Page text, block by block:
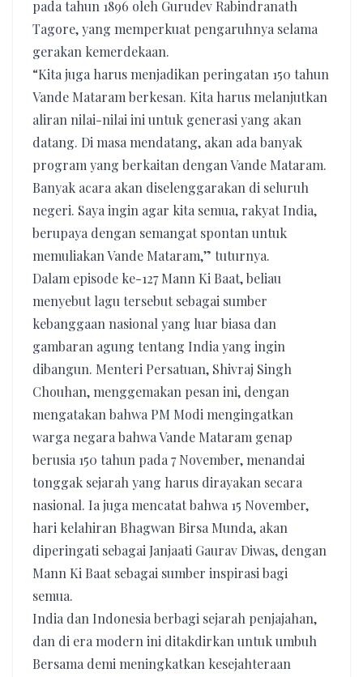
pada tahun 1896 oleh Gurudev Rabindranath
Tagore, yang memperkuat pengaruhnya selama
gerakan kemerdekaan.
“Kita juga harus menjadikan peringatan 150 tahun
Vande Mataram berkesan. Kita harus melanjutkan
aliran nilai-nilai ini untuk generasi yang akan
datang. Di masa mendatang, akan ada banyak
program yang berkaitan dengan Vande Mataram.
Banyak acara akan diselenggarakan di seluruh
negeri. Saya ingin agar kita semua, rakyat India,
berupaya dengan semangat spontan untuk
memuliakan Vande Mataram,” tuturnya.
Dalam episode ke-127 Mann Ki Baat, beliau
menyebut lagu tersebut sebagai sumber
kebanggaan nasional yang luar biasa dan
gambaran agung tentang India yang ingin
dibangun. Menteri Persatuan, Shivraj Singh
Chouhan, menggemakan pesan ini, dengan
mengatakan bahwa PM Modi mengingatkan
warga negara bahwa Vande Mataram genap
berusia 150 tahun pada 7 November, menandai
tonggak sejarah yang harus dirayakan secara
nasional. Ia juga mencatat bahwa 15 November,
hari kelahiran Bhagwan Birsa Munda, akan
diperingati sebagai Janjaati Gaurav Diwas, dengan
Mann Ki Baat sebagai sumber inspirasi bagi
semua.
India dan Indonesia berbagi sejarah penjajahan,
dan di era modern ini ditakdirkan untuk umbuh
Bersama demi meningkatkan kesejahteraan